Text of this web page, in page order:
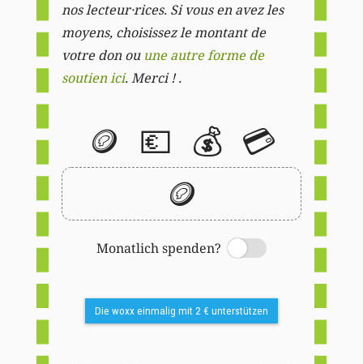
nos lecteur·rices. Si vous en avez les
moyens, choisissez le montant de
votre don ou une autre forme de
soutien ici. Merci ! .
🪙 💶 💰 💳
🪙
Monatlich spenden?
Switch
Die woxx einmalig mit 2 € unterstützen